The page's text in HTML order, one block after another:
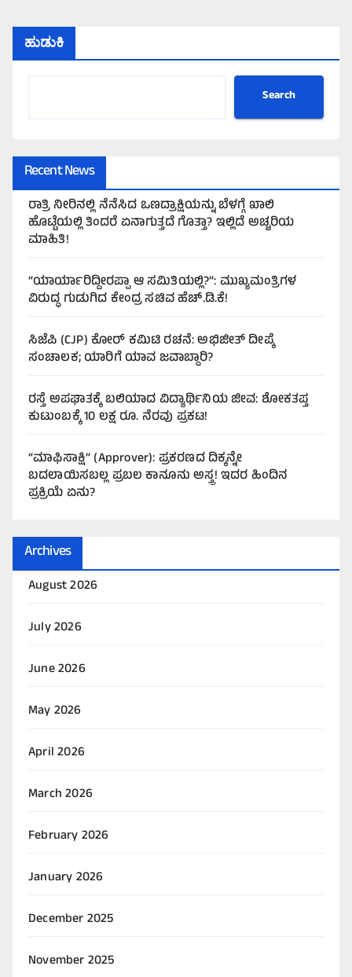
ಹುಡುಕಿ
Search
Recent News
ರಾತ್ರಿ ನೀರಿನಲ್ಲಿ ನೆನೆಸಿದ ಒಣದ್ರಾಕ್ಷಿಯನ್ನು ಬೆಳಗ್ಗೆ ಖಾಲಿ
ಹೊಟ್ಟೆಯಲ್ಲಿ ತಿಂದರೆ ಏನಾಗುತ್ತದೆ ಗೊತ್ತಾ? ಇಲ್ಲಿದೆ ಅಚ್ಚರಿಯ
ಮಾಹಿತಿ!
“ಯಾರ್ಯಾರಿದ್ದೀರಪ್ಪಾ ಆ ಸಮಿತಿಯಲ್ಲಿ?”: ಮುಖ್ಯಮಂತ್ರಿಗಳ
ವಿರುದ್ಧ ಗುಡುಗಿದ ಕೇಂದ್ರ ಸಚಿವ ಹೆಚ್.ಡಿ.ಕೆ!
ಸಿಜೆಪಿ (CJP) ಕೋರ್ ಕಮಿಟಿ ರಚನೆ: ಅಭಿಜೀತ್ ದೀಪ್ಕೆ
ಸಂಚಾಲಕ; ಯಾರಿಗೆ ಯಾವ ಜವಾಬ್ದಾರಿ?
ರಸ್ತೆ ಅಪಘಾತಕ್ಕೆ ಬಲಿಯಾದ ವಿದ್ಯಾರ್ಥಿನಿಯ ಜೀವ: ಶೋಕತಪ್ತ
ಕುಟುಂಬಕ್ಕೆ 10 ಲಕ್ಷ ರೂ. ನೆರವು ಪ್ರಕಟ!
“ಮಾಫಿಸಾಕ್ಷಿ” (Approver): ಪ್ರಕರಣದ ದಿಕ್ಕನ್ನೇ
ಬದಲಾಯಿಸಬಲ್ಲ ಪ್ರಬಲ ಕಾನೂನು ಅಸ್ತ್ರ! ಇದರ ಹಿಂದಿನ
ಪ್ರಕ್ರಿಯೆ ಏನು?
Archives
August 2026
July 2026
June 2026
May 2026
April 2026
March 2026
February 2026
January 2026
December 2025
November 2025